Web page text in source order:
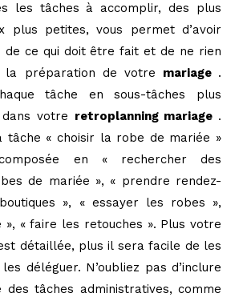
les tâches à accomplir, des plus
plus petites, vous permet d’avoir
de ce qui doit être fait et de ne rien
préparation de votre mariage .
tâche en sous-tâches plus
votre retroplanning mariage .
tâche « choisir la robe de mariée »
en « rechercher des
de mariée », « prendre rendez-
», « essayer les robes »,
», « faire les retouches ». Plus votre
détaillée, plus il sera facile de les
déléguer. N’oubliez pas d’inclure
tâches administratives, comme